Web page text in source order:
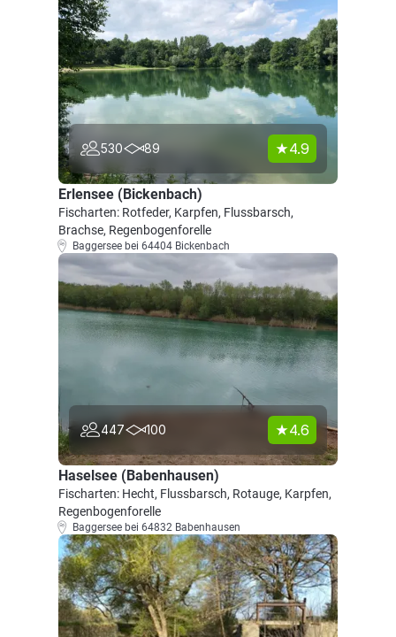
530 89 4.9
Erlensee (Bickenbach)
Fischarten: Rotfeder, Karpfen, Flussbarsch,
Brachse, Regenbogenforelle
Baggersee bei 64404 Bickenbach
447 100 4.6
Haselsee (Babenhausen)
Fischarten: Hecht, Flussbarsch, Rotauge, Karpfen,
Regenbogenforelle
Baggersee bei 64832 Babenhausen